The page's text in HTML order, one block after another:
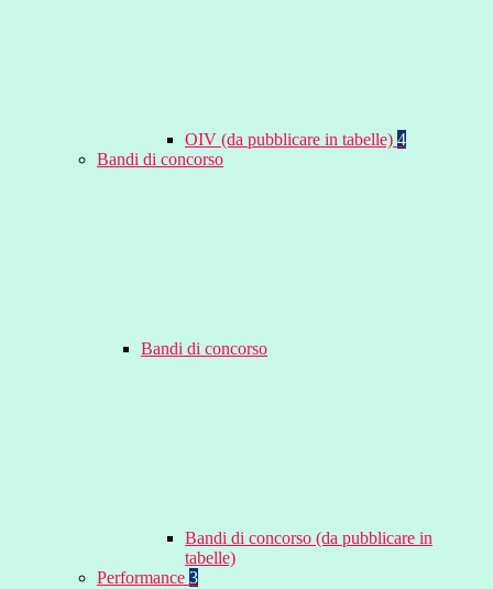
OIV (da pubblicare in tabelle) 4
Bandi di concorso
Bandi di concorso
Bandi di concorso (da pubblicare in
tabelle)
Performance 3